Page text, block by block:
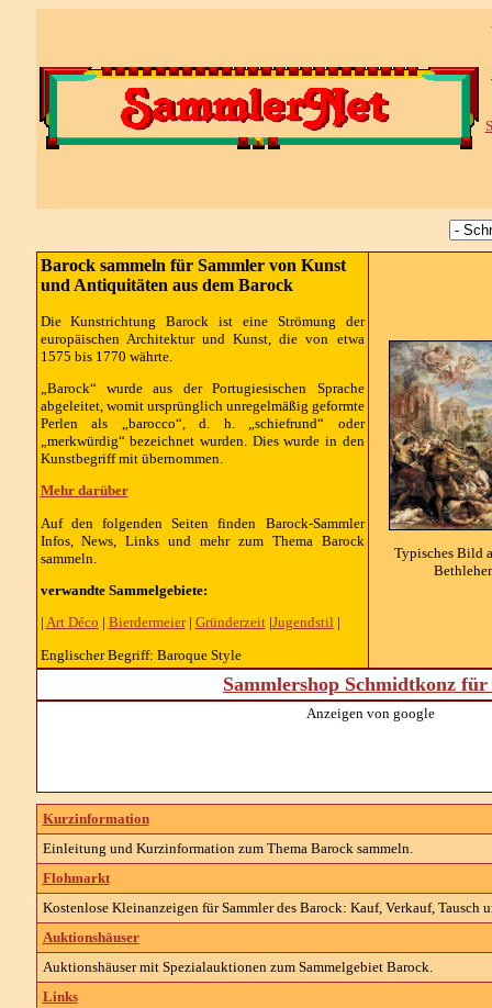
Barock sammeln für Sammler von Kunst
und Antiquitäten aus dem Barock
Die Kunstrichtung Barock ist eine Strömung der
europäischen Architektur und Kunst, die von etwa
1575 bis 1770 währte.
„Barock“ wurde aus der Portugiesischen Sprache
abgeleitet, womit ursprünglich unregelmäßig geformte
Perlen als „barocco“, d. h. „schiefrund“ oder
„merkwürdig“ bezeichnet wurden. Dies wurde in den
Kunstbegriff mit übernommen.
Mehr darüber
Auf den folgenden Seiten finden Barock-Sammler
Infos, News, Links und mehr zum Thema Barock
sammeln.
verwandte Sammelgebiete:
| Art Déco | Bierdermeier| Gründerzeit|Jugendstil |
Englischer Begriff: Baroque Style
Typisches Bild
Sammlershop Schmidtkonz
Anzeigen von google
Kurzinformation
Einleitung und Kurzinformation zum Thema Barock sammeln.
Flohmarkt
Kostenlose Kleinanzeigen für Sammler des Barock: Kauf, Verkauf, Tausch
Auktionshäuser
Auktionshäuser mit Spezialauktionen zum Sammelgebiet Barock.
Links